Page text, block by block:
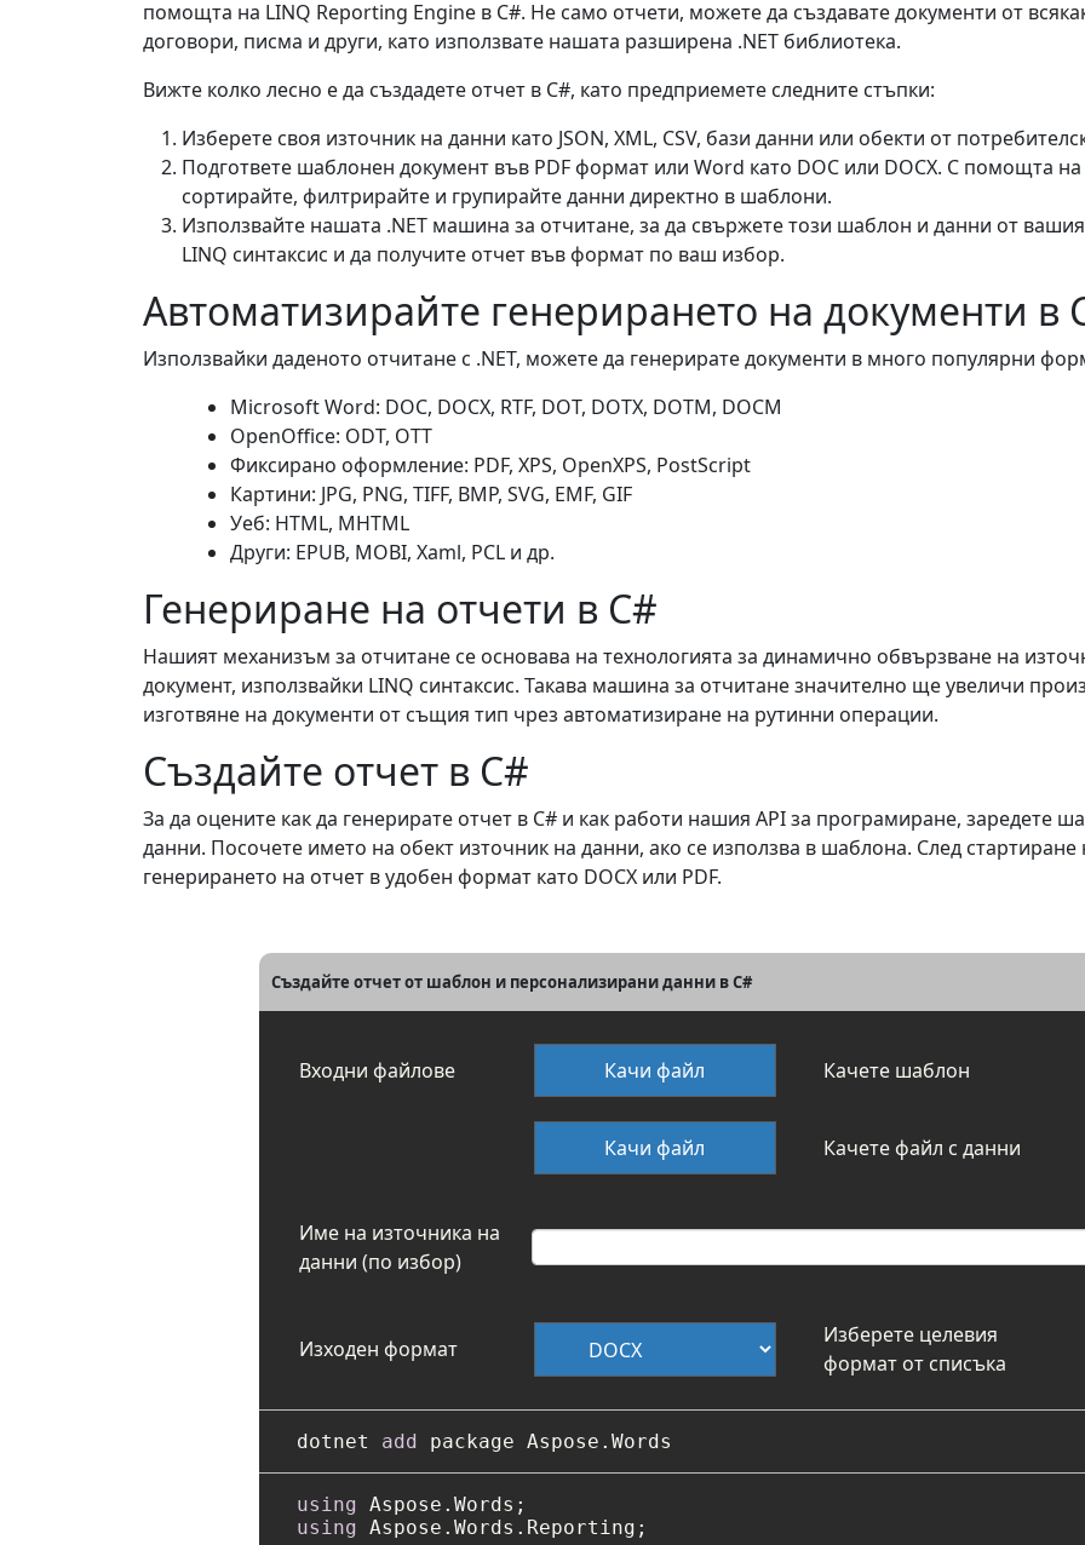
помощта на LINQ Reporting Engine в C#. Не само отчети, можете да създавате документи от
договори, писма и други, като използвате нашата разширена .NET библиотека.
Вижте колко лесно е да създадете отчет в C#, като предприемете следните стъпки:
Изберете своя източник на данни като JSON, XML, CSV, бази данни или обекти от
Подгответе шаблонен документ във PDF формат или Word като DOC или DOCX. С помощта на
сортирайте, филтрирайте и групирайте данни директно в шаблони.
Използвайте нашата .NET машина за отчитане, за да свържете този шаблон и данни от
LINQ синтаксис и да получите отчет във формат по ваш избор.
Автоматизирайте генерирането на документи в
Използвайки даденото отчитане с .NET, можете да генерирате документи в много популярни
Microsoft Word: DOC, DOCX, RTF, DOT, DOTX, DOTM, DOCM
OpenOffice: ODT, OTT
Фиксирано оформление: PDF, XPS, OpenXPS, PostScript
Картини: JPG, PNG, TIFF, BMP, SVG, EMF, GIF
Уеб: HTML, MHTML
Други: EPUB, MOBI, Xaml, PCL и др.
Генериране на отчети в C#
Нашият механизъм за отчитане се основава на технологията за динамично обвързване на
документ, използвайки LINQ синтаксис. Такава машина за отчитане значително ще увеличи
изготвяне на документи от същия тип чрез автоматизиране на рутинни операции.
Създайте отчет в C#
За да оцените как да генерирате отчет в C# и как работи нашия API за програмиране, заредете
данни. Посочете името на обект източник на данни, ако се използва в шаблона. След стартиране
генерирането на отчет в удобен формат като DOCX или PDF.
Създайте отчет от шаблон и персонализирани данни в C#
Входни файлове Качи файл Качете шаблон
Качи файл Качете файл с данни
Име на източника на
данни (по избор)
Изходен формат
Изберете целевия
формат от списъка
dotnet add
using
using Aspose.Words.Reporting;